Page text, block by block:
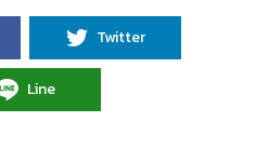
Twitter
Line